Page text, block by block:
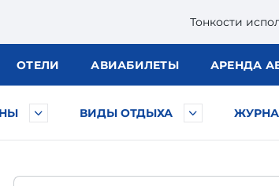
Тонкости
ОТЕЛИ АВИАБИЛЕТЫ АРЕНДА
ВИДЫ ОТДЫХА